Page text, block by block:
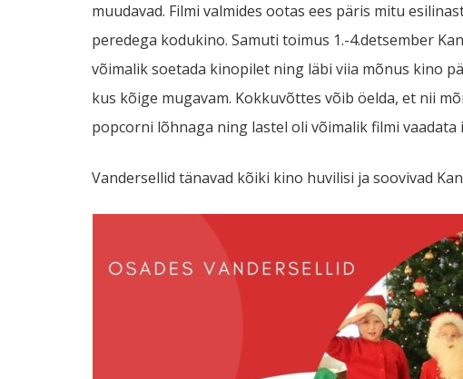
muudavad. Filmi valmides ootas ees päris mitu
peredega kodukino. Samuti toimus 1.-4.detsember
võimalik soetada kinopilet ning läbi viia mõnus kino
kus kõige mugavam. Kokkuvõttes võib öelda, et nii
popcorni lõhnaga ning lastel oli võimalik filmi vaadata
Vandersellid tänavad kõiki kino huvilisi ja soovivad